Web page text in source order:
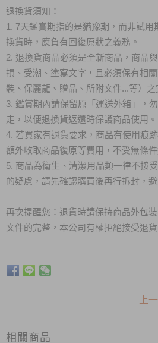
退換貨須知：
1. 7天鑑賞期指的是猶豫期，而非試用
換貨時，應負有回復原狀之義務。
2. 退換貨商品必須是全新商品，商品
損、受潮、塗寫文字，且必須保有相
裝、保麗龍、贈品、所附文件...等）之
3. 鑑賞期內請保留原「運送外箱」，
走，以便退換貨返還時保護商品使用。
4. 若買家有退貨要求，商品有使用痕
額外收取商品復原等費用，不受無條
5. 商品為衛生、清潔用品類一律不接
的疑慮，請先確認購買後再行拆封，
再次提醒您：退貨時請保持商品外包
文件的完整，本公司有權拒絕接受退貨
上
相關商品